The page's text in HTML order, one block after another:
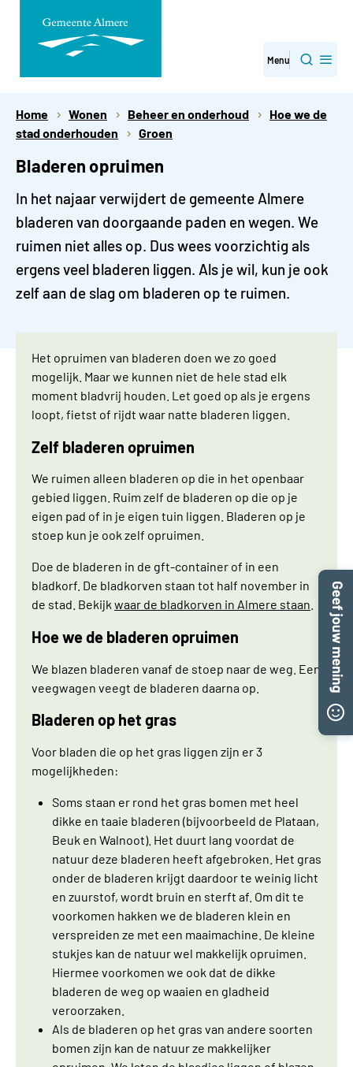
paginainhoud
Menu Zoeken
Home Wonen Beheer en onderhoud
Hoe we de
stad onderhouden
Groen
Bladeren opruimen
In het najaar verwijdert de gemeente Almere
bladeren van doorgaande paden en wegen. We
ruimen niet alles op. Dus wees voorzichtig als
ergens veel bladeren liggen. Als je wil, kun je ook
zelf aan de slag om bladeren op te ruimen.
Het opruimen van bladeren doen we zo goed
mogelijk. Maar we kunnen niet de hele stad elk
moment bladvrij houden. Let goed op als je ergens
loopt, fietst of rijdt waar natte bladeren liggen.
Zelf bladeren opruimen
We ruimen alleen bladeren op die in het openbaar
gebied liggen. Ruim zelf de bladeren op die op je
eigen pad of in je eigen tuin liggen. Bladeren op je
stoep kun je ook zelf opruimen.
Doe de bladeren in de gft-container of in een
bladkorf. De bladkorven staan tot half november in
de stad. Bekijk waar de bladkorven in Almere staan
Hoe we de bladeren opruimen
We blazen bladeren vanaf de stoep naar de weg. Een
veegwagen veegt de bladeren daarna op.
Bladeren op het gras
Voor bladen die op het gras liggen zijn er 3
mogelijkheden:
Soms staan er rond het gras bomen met heel
dikke en taaie bladeren (bijvoorbeeld de Plataan,
Beuk en Walnoot). Het duurt lang voordat de
natuur deze bladeren heeft afgebroken. Het gras
onder de bladeren krijgt daardoor te weinig licht
en zuurstof, wordt bruin en sterft af. Om dit te
voorkomen hakken we de bladeren klein en
verspreiden ze met een maaimachine. De kleine
stukjes kan de natuur wel makkelijk opruimen.
Hiermee voorkomen we ook dat de dikke
bladeren de weg op waaien en gladheid
veroorzaken.
Als de bladeren op het gras van andere soorten
bomen zijn kan de natuur ze makkelijker